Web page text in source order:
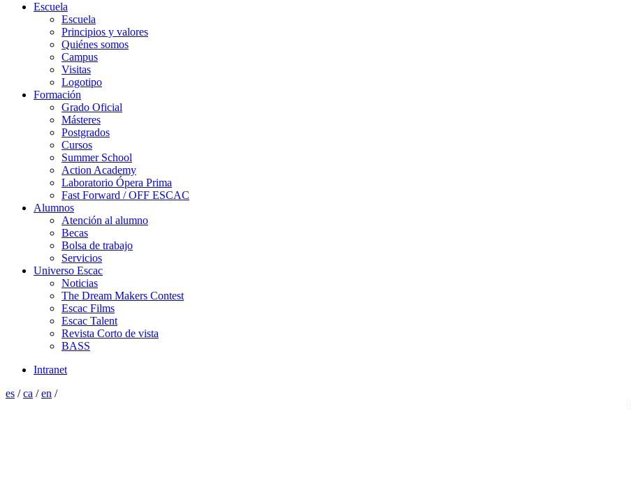
Escuela
Escuela
Principios y valores
Quiénes somos
Campus
Visitas
Logotipo
Formación
Grado Oficial
Másteres
Postgrados
Cursos
Summer School
Action Academy
Laboratorio Ópera Prima
Fast Forward / OFF ESCAC
Alumnos
Atención al alumno
Becas
Bolsa de trabajo
Servicios
Universo Escac
Noticias
The Dream Makers Contest
Escac Films
Escac Talent
Revista Corto de vista
BASS
Intranet
es /ca /en /